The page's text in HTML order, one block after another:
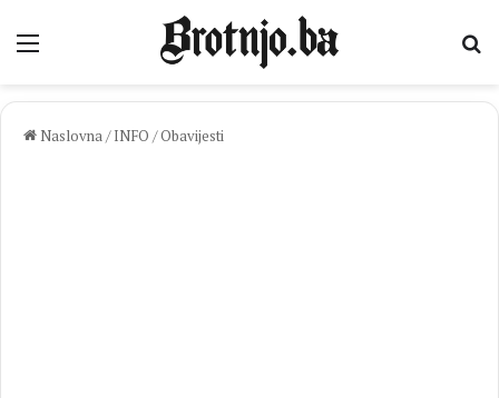
Izbornik
Naslovna/ INFO /Obavijesti